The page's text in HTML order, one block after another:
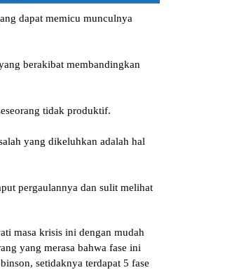
dapat memicu munculnya
berakibat membandingkan
tidak produktif.
yang dikeluhkan adalah hal
pergaulannya dan sulit melihat
masa krisis ini dengan mudah
yang merasa bahwa fase ini
setidaknya terdapat 5 fase